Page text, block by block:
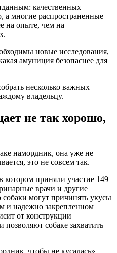
качественных
а многие распространенные
на опыте, чем на
новые исследования,
амуниция безопаснее для
несколько важных
владельцу.
не так хорошо,
намордник, она уже не
это не совсем так.
котором приняли участие 149
врачи и другие
могут причинять укусы
и надежно закрепленном
от конструкции
собаке захватить